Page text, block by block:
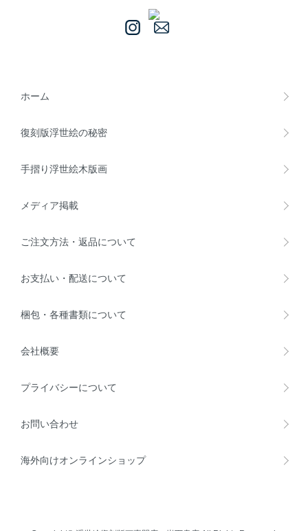
ホーム
復刻版浮世絵の秘密
手摺り浮世絵木版画
メディア掲載
ご注文方法・返品について
お支払い・配送について
梱包・各種書類について
会社概要
プライバシーについて
お問い合わせ
海外向けオンラインショップ